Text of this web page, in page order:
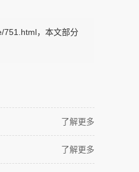
751.html，本文部分
了解更多
了解更多